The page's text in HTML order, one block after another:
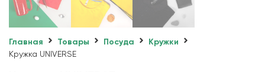
Главная Товары Посуда
Кружки
Кружка UNIVERSE